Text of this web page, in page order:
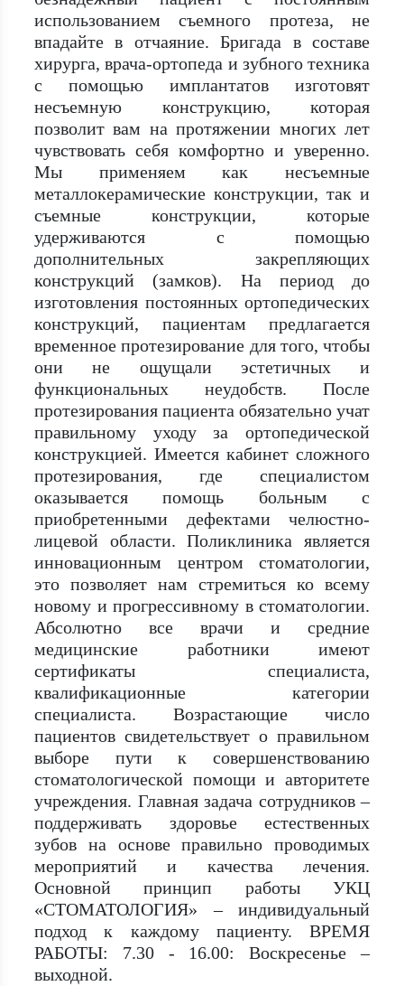
использованием съемного протеза, не
впадайте в отчаяние. Бригада в составе
хирурга, врача-ортопеда и зубного техника
с помощью имплантатов изготовят
несъемную конструкцию, которая
позволит вам на протяжении многих лет
чувствовать себя комфортно и уверенно.
Мы применяем как несъемные
металлокерамические конструкции, так и
съемные конструкции, которые
удерживаются с помощью
дополнительных закрепляющих
конструкций (замков). На период до
изготовления постоянных ортопедических
конструкций, пациентам предлагается
временное протезирование для того, чтобы
они не ощущали эстетичных и
функциональных неудобств. После
протезирования пациента обязательно учат
правильному уходу за ортопедической
конструкцией. Имеется кабинет сложного
протезирования, где специалистом
оказывается помощь больным с
приобретенными дефектами челюстно-
лицевой области. Поликлиника является
инновационным центром стоматологии,
это позволяет нам стремиться ко всему
новому и прогрессивному в стоматологии.
Абсолютно все врачи и средние
медицинские работники имеют
сертификаты специалиста,
квалификационные категории
специалиста. Возрастающие число
пациентов свидетельствует о правильном
выборе пути к совершенствованию
стоматологической помощи и авторитете
учреждения. Главная задача сотрудников –
поддерживать здоровье естественных
зубов на основе правильно проводимых
мероприятий и качества лечения.
Основной принцип работы УКЦ
«СТОМАТОЛОГИЯ» – индивидуальный
подход к каждому пациенту. ВРЕМЯ
РАБОТЫ: 7.30 - 16.00: Воскресенье –
выходной.